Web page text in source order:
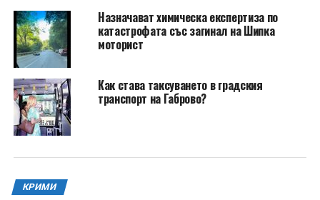
Назначават химическа експертиза по
катастрофата със загинал на Шипка
моторист
Как става таксуването в градския
транспорт на Габрово?
КРИМИ